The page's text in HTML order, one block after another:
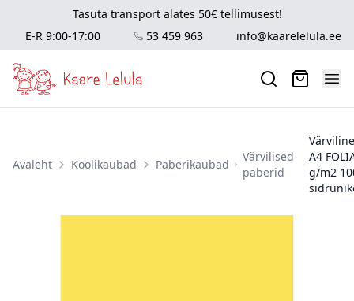
Tasuta transport alates 50€ tellimusest!
E-R 9:00-17:00
53 459 963 info@kaarelelula.ee
Avaleht Koolikaubad Paberikaubad
Värvilised
paberid
A4
g/m2